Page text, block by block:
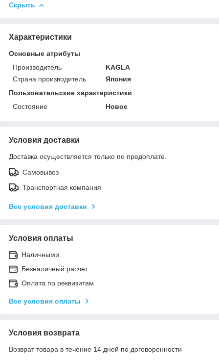
Скрыть
Характеристики
Основные атрибуты
Производитель
KAGLA
Страна производитель
Япония
Пользовательские характеристики
Состояние
Новое
Условия доставки
Доставка осуществляется только по предоплате.
Самовывоз
Транспортная компания
Все условия доставки
Условия оплаты
Наличными
Безналичный расчет
Оплата по реквизитам
Все условия оплаты
Условия возврата
Возврат товара в течение 14 дней по договоренности